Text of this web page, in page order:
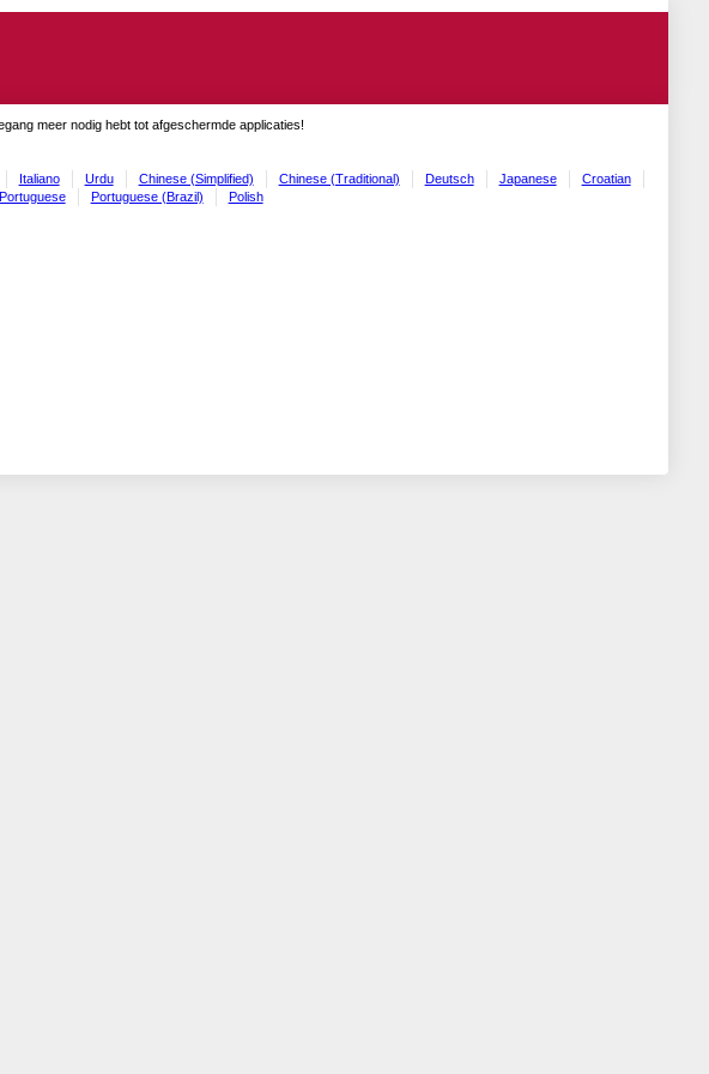
meer nodig hebt tot afgeschermde applicaties!
Italiano Urdu Chinese (Simplified) Chinese (Traditional) Deutsch Japanese
Croatian
Portuguese Portuguese (Brazil) Polish